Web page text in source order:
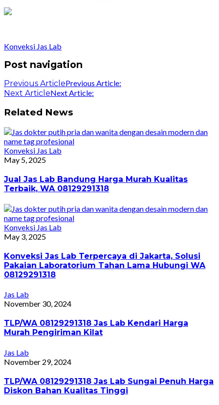
Konveksi Jas Lab
Post navigation
Previous ArticlePrevious Article:
Next ArticleNext Article:
Related News
Konveksi Jas Lab
May 5, 2025
Jual Jas Lab Bandung Harga Murah Kualitas
Terbaik, WA 08129291318
Konveksi Jas Lab
May 3, 2025
Konveksi Jas Lab Terpercaya di Jakarta, Solusi
Pakaian Laboratorium Tahan Lama Hubungi WA
08129291318
Jas Lab
November 30, 2024
TLP/WA 08129291318 Jas Lab Kendari Harga
Murah Pengiriman Kilat
Jas Lab
November 29, 2024
TLP/WA 08129291318 Jas Lab Sungai Penuh Harga
Diskon Bahan Kualitas Tinggi